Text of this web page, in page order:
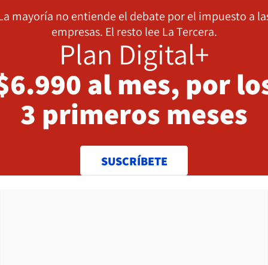
mayoría no entiende el debate por el impuesto a
empresas. El resto lee La Tercera.
Plan Digital+
al mes, por
3 primeros meses
SUSCRÍBETE